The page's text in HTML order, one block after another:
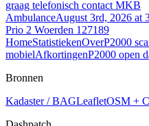
graag telefonisch contact MKB
AmbulanceAugust 3rd, 2026 at
Prio 2 Woerden 127189
HomeStatistiekenOverP2000
mobielAfkortingenP2000 open
Bronnen
Kadaster / BAGLeafletOSM +